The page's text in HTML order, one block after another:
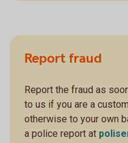
Report fraud
Report the fraud as
to us if you are a
otherwise to your own
a police report at